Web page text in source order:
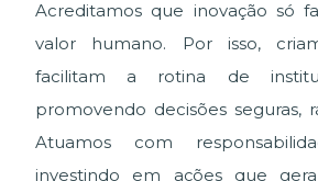
Acreditamos que inovação só
valor humano. Por isso,
facilitam a rotina de
promovendo decisões seguras,
Atuamos com
investindo em ações que